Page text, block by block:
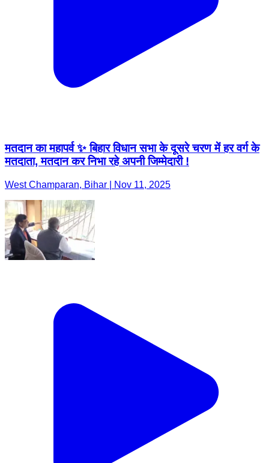
मतदान का महापर्व ✨ बिहार विधान सभा के दूसरे चरण में हर वर्ग के
मतदाता, मतदान कर निभा रहे अपनी जिम्मेदारी !
West Champaran, Bihar | Nov 11, 2025